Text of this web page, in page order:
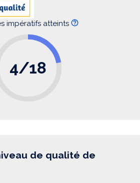
impératifs atteints
4/18
de qualité de